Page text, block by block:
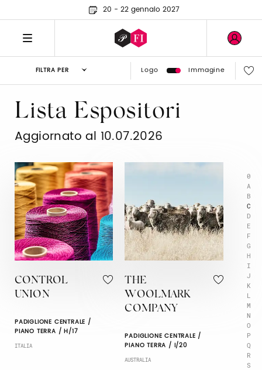
20 - 22 gennaio 2027
FILTRA PER Logo Immagine
0
A
B
C
D
E
F
G
H
I
J
K
L
M
N
O
P
Q
R
S
Lista Espositori
Aggiornato al 10.07.2026
CONTROL
UNION
PADIGLIONE CENTRALE /
PIANO TERRA / H/17
ITALIA
THE
WOOLMARK
COMPANY
PADIGLIONE CENTRALE /
PIANO TERRA / I/20
AUSTRALIA